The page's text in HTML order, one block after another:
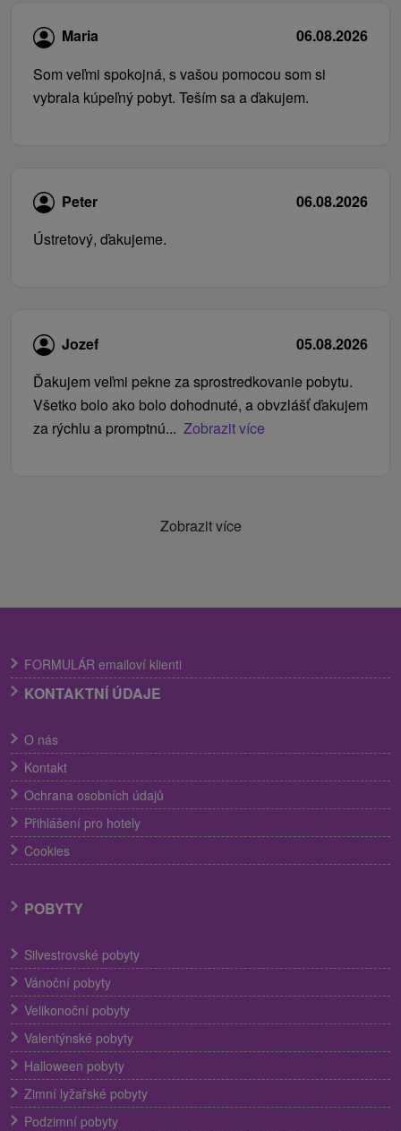
Maria
06.08.2026
Som veľmi spokojná, s vašou pomocou som si
vybrala kúpeľný pobyt. Teším sa a ďakujem.
Peter
06.08.2026
Ústretový, ďakujeme.
Jozef
05.08.2026
Ďakujem veľmi pekne za sprostredkovanie pobytu.
Všetko bolo ako bolo dohodnuté, a obvzlášť ďakujem
za rýchlu a promptnú... Zobrazit více
Zobrazit více
FORMULÁR emailoví klienti
KONTAKTNÍ ÚDAJE
O nás
Kontakt
Ochrana osobních údajů
Přihlášení pro hotely
Cookies
POBYTY
Silvestrovské pobyty
Vánoční pobyty
Velikonoční pobyty
Valentýnské pobyty
Halloween pobyty
Zimní lyžařské pobyty
Podzimní pobyty